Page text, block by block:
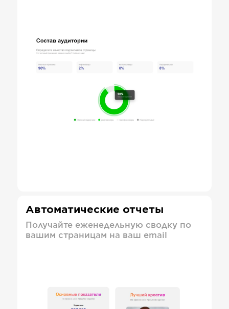
Автоматические отчеты
Получайте еженедельную сводку по
вашим страницам на ваш email